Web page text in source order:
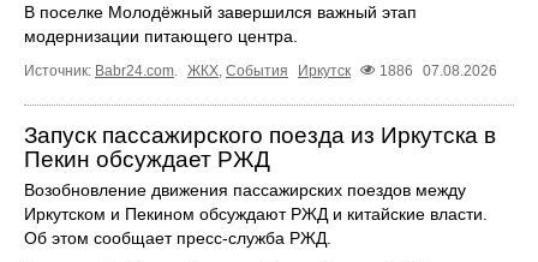
В поселке Молодёжный завершился важный этап
модернизации питающего центра.
Источник: Babr24.com ЖКХ События Иркутск 1886 07.08.2026
Запуск пассажирского поезда из Иркутска в
Пекин обсуждает РЖД
Возобновление движения пассажирских поездов между
Иркутском и Пекином обсуждают РЖД и китайские власти.
Об этом сообщает пресс‑служба РЖД.